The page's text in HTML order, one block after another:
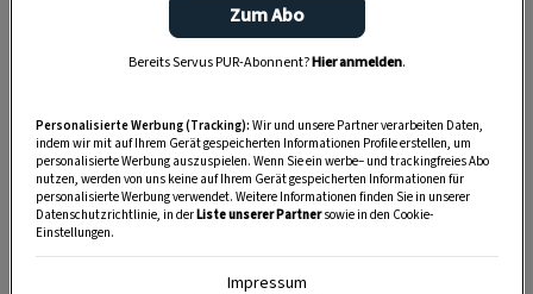
2. Zwerchfell anwerfen
und schnell hintereinander, also eher
kraftvoll, nicht beruhigend.
Danach wiederholen Sie das mit einem
stimmhaften Konsonanten. Da bietet sich
“ an oder auch ein „
Zum Abo
Bereits Servus PUR-Abonnent?Hier anmelden.
Personalisierte Werbung (Tracking): Wir und unsere Partner verarbeiten Daten,
indem wir mit auf Ihrem Gerät gespeicherten Informationen Profile erstellen, um
personalisierte Werbung auszuspielen. Wenn Sie ein werbe– und trackingfreies Abo
nutzen, werden von uns keine auf Ihrem Gerät gespeicherten Informationen für
personalisierte Werbung verwendet. Weitere Informationen finden Sie in unserer
Datenschutzrichtlinie, in derListe unserer Partnersowie in den Cookie-
Einstellungen.
Impressum